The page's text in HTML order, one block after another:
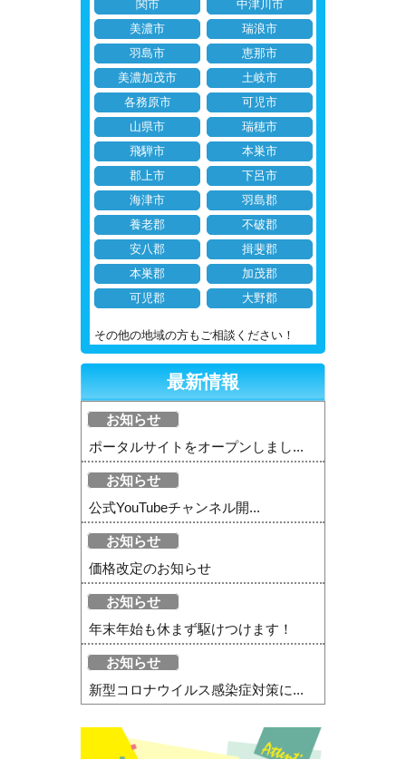
関市
中津川市
美濃市
瑞浪市
羽島市
恵那市
美濃加茂市
土岐市
各務原市
可児市
山県市
瑞穂市
飛騨市
本巣市
郡上市
下呂市
海津市
羽島郡
養老郡
不破郡
安八郡
揖斐郡
本巣郡
加茂郡
可児郡
大野郡
その他の地域の方もご相談ください！
最新情報
お知らせ
ポータルサイトをオープンしまし...
お知らせ
公式YouTubeチャンネル開...
お知らせ
価格改定のお知らせ
お知らせ
年末年始も休まず駆けつけます！
お知らせ
新型コロナウイルス感染症対策に...